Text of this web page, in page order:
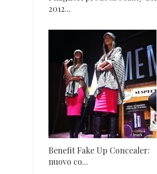
2012...
Benefit Fake Up Concealer:
nuovo co...